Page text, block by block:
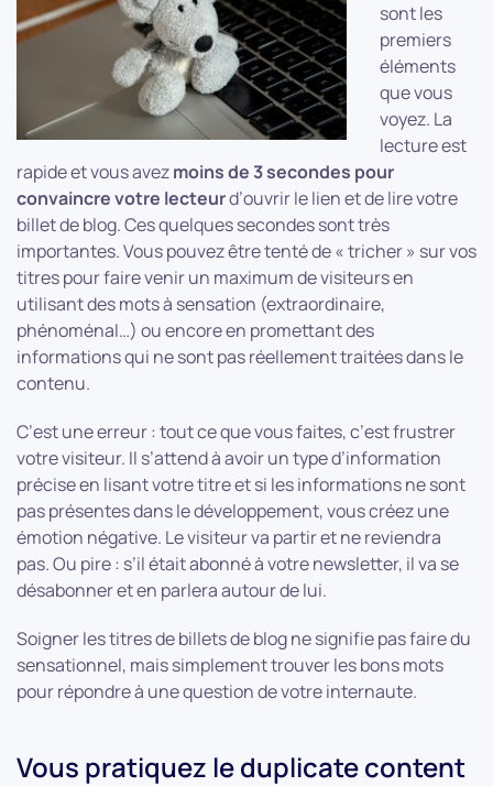
sont les
premiers
éléments
que vous
voyez. La
lecture est
rapide et vous avezmoins de 3 secondes pour
convaincre votre lecteurd’ouvrir le lien et de lire votre
billet de blog. Ces quelques secondes sont très
importantes. Vous pouvez être tenté de « tricher » sur vos
titres pour faire venir un maximum de visiteurs en
utilisant des mots à sensation (extraordinaire,
phénoménal…) ou encore en promettant des
informations qui ne sont pas réellement traitées dans le
contenu.
C’est une erreur : tout ce que vous faites, c’est frustrer
votre visiteur. Il s’attend à avoir un type d’information
précise en lisant votre titre et si les informations ne sont
pas présentes dans le développement, vous créez une
émotion négative. Le visiteur va partir et ne reviendra
pas. Ou pire : s’il était abonné à votre newsletter, il va se
désabonner et en parlera autour de lui.
Soigner les titres de billets de blog ne signifie pas faire du
sensationnel, mais simplement trouver les bons mots
pour répondre à une question de votre internaute.
Vous pratiquez le duplicate content